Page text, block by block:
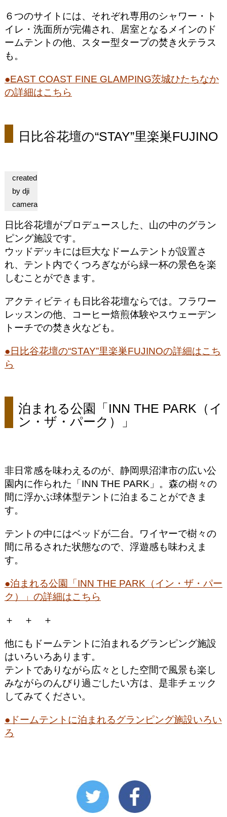
６つのサイトには、それぞれ専用のシャワー・ト
イレ・洗面所が完備され、居室となるメインのド
ームテントの他、スター型タープの焚き火テラス
も。
●EAST COAST FINE GLAMPING茨城ひたちなか
の詳細はこちら
日比谷花壇の“STAY”里楽巣FUJINO
created
by dji
camera
日比谷花壇がプロデュースした、山の中のグラン
ピング施設です。
ウッドデッキには巨大なドームテントが設置さ
れ、テント内でくつろぎながら緑一杯の景色を楽
しむことができます。
アクティビティも日比谷花壇ならでは。フラワー
レッスンの他、コーヒー焙煎体験やスウェーデン
トーチでの焚き火なども。
●日比谷花壇の“STAY”里楽巣FUJINOの詳細はこち
ら
泊まれる公園「INN THE PARK（イ
ン・ザ・パーク）」
非日常感を味わえるのが、静岡県沼津市の広い公
園内に作られた「INN THE PARK」。森の樹々の
間に浮かぶ球体型テントに泊まることができま
す。
テントの中にはベッドが二台。ワイヤーで樹々の
間に吊るされた状態なので、浮遊感も味わえま
す。
●泊まれる公園「INN THE PARK（イン・ザ・パー
ク）」の詳細はこちら
＋ ＋ ＋
他にもドームテントに泊まれるグランピング施設
はいろいろあります。
テントでありながら広々とした空間で風景も楽し
みながらのんびり過ごしたい方は、是非チェック
してみてください。
●ドームテントに泊まれるグランピング施設いろい
ろ